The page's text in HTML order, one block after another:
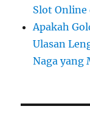
Slot Online
Apakah
Ulasan
Naga yang